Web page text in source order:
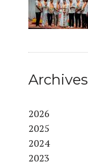
Archives
2026
2025
2024
2023